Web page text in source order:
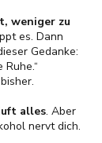
weniger zu
es. Dann
Gedanke:
alles. Aber
nervt dich.